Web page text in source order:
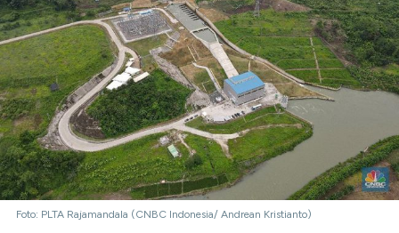
Foto: PLTA Rajamandala (CNBC Indonesia/ Andrean Kristianto)